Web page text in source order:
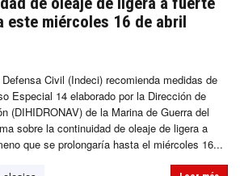
este miércoles 16 de abril
Civil (Indeci) recomienda medidas de
Especial 14 elaborado por la Dirección de
(DIHIDRONAV) de la Marina de Guerra del
sobre la continuidad de oleaje de ligera a
que se prolongaría hasta el miércoles 16...